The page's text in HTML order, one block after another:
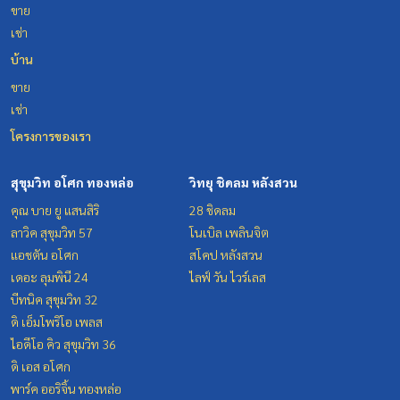
ขาย
เช่า
บ้าน
ขาย
เช่า
โครงการของเรา
สุขุมวิท อโศก ทองหล่อ
คุณ บาย ยู แสนสิริ
ลาวิค สุขุมวิท 57
แอชตัน อโศก
เดอะ ลุมพินี 24
บีทนิค สุขุมวิท 32
ดิ เอ็มโพริโอ เพลส
ไอดีโอ คิว สุขุมวิท 36
ดิ เอส อโศก
พาร์ค ออริจิ้น ทองหล่อ
วิทยุ ชิดลม หลังสวน
28 ชิดลม
โนเบิล เพลินจิต
สโคป หลังสวน
ไลฟ์ วัน ไวร์เลส